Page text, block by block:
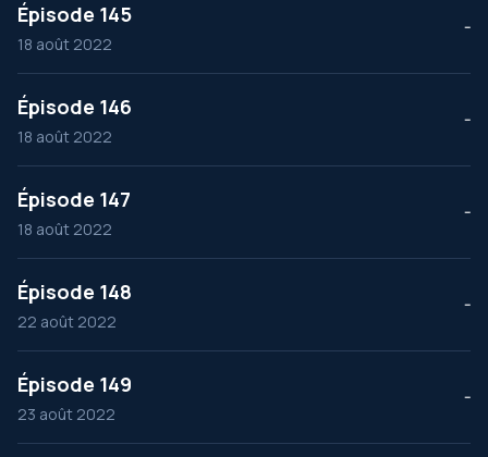
Épisode 145
18 août 2022
--
Épisode 146
18 août 2022
--
Épisode 147
18 août 2022
--
Épisode 148
22 août 2022
--
Épisode 149
23 août 2022
--